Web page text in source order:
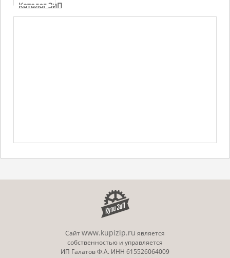
Каталог ЗиП
Сайтwww.kupizip.ru является
собственностью и управляется
ИП Галатов Ф.А. ИНН 615526064009